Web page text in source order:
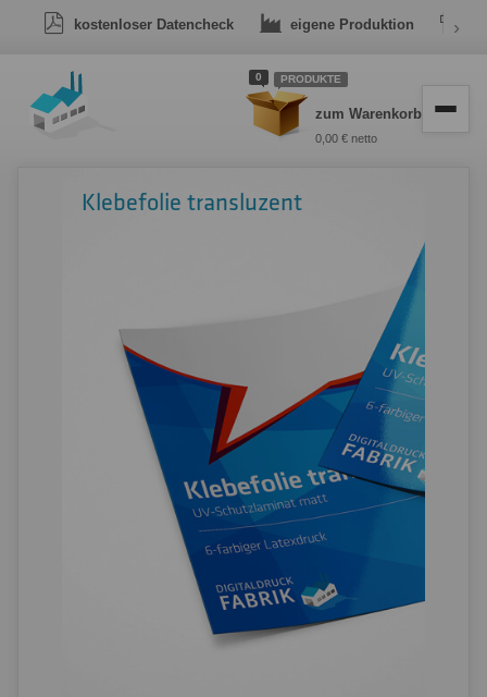
kostenloser Datencheck eigene Produktion ›
0 PRODUKTE
zum Warenkorb
0,00 € netto
Klebefolie transluzent